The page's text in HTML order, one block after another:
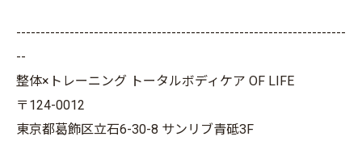
--------------------------------------------------------------------
--
整体×トレーニング トータルボディケア OF LIFE
〒124-0012
東京都葛飾区立石6-30-8 サンリブ青砥3F